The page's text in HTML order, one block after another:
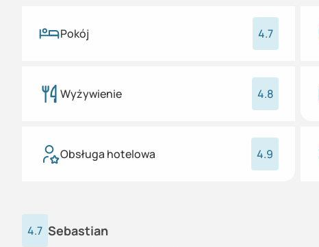
Pokój 4.7
Wyżywienie 4.8
Obsługa hotelowa 4.9
4.7 Sebastian